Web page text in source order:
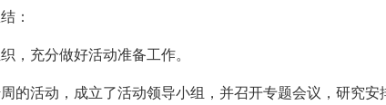
：
，充分做好活动准备工作。
的活动，成立了活动领导小组，并召开专题会议，研究安